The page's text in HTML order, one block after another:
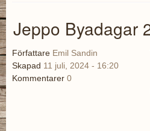
Jeppo Byadagar
Författare Emil Sandin
Skapad 11 juli, 2024 - 16:20
Kommentarer 0